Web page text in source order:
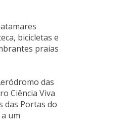
bicicletas e
praias
das
Ciência Viva
das Portas do
um